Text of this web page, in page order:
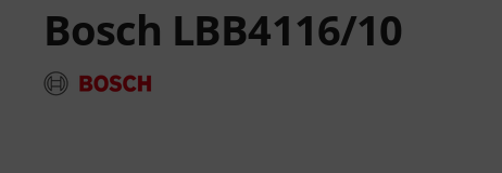
Bosch LBB4116/10